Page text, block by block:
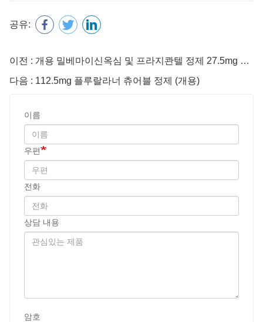
공유:
이전 : 개용 밀베마이신옥심 및 프라지콴텔 정제 27.5mg 27.5mg
다음 : 112.5mg 플루랄라너 츄어블 정제 (개용)
이름
우편
전화
상담 내용
암호